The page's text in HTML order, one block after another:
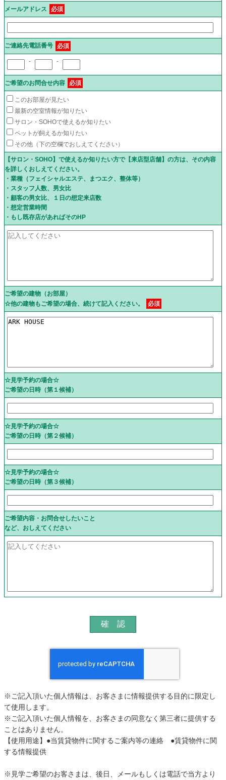
メールアドレス 必須
ご連絡先電話番号 必須
- -
ご希望のお問合せ内容 必須
このお部屋が見たい
最新の空室情報が知りたい
サロン・SOHOで使えるか知りたい
ペットが飼えるか知りたい
その他（下の空欄でおしえてください）
【サロン・SOHO】で使えるか知りたい方で【来店型店舗】の方は、その内容
を詳しくおしえてください。
・業種（フェイシャルエステ、まつエク、整体等）
・スタッフ人数、男女比
・顧客の男女比、１日の想定来店数
・想定営業時間
・もし既存店があればそのHP
ご希望の建物（お部屋）
☆他の建物もご希望の場合、続けて記入ください。
必須
☆見学予約の場合☆
ご希望の日時（第１候補）
☆見学予約の場合☆
ご希望の日時（第２候補）
☆見学予約の場合☆
ご希望の日時（第３候補）
ご希望内容・お問合せしたいこと
など、おしえてください
※ご記入頂いた個人情報は、お客さまに情報提供する目的に限定し
て使用します。
※ご記入頂いた個人情報を、お客さまの同意なく第三者に提供する
ことはありません。
【使用用途】●当賃貸物件に関するご案内等の連絡 ●賃貸物件に関
する情報提供
※見学ご希望のお客さまは、後日、メールもしくは電話で当方より